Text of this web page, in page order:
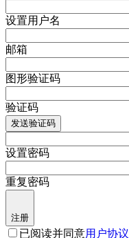
设置用户名
邮箱
图形验证码
验证码
发送验证码
设置密码
重复密码
注册
已阅读并同意用户协议